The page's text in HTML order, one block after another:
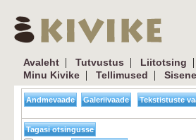
Avaleht | Tutvustus | Liitotsing |
Minu Kivike | Tellimused | Sisene